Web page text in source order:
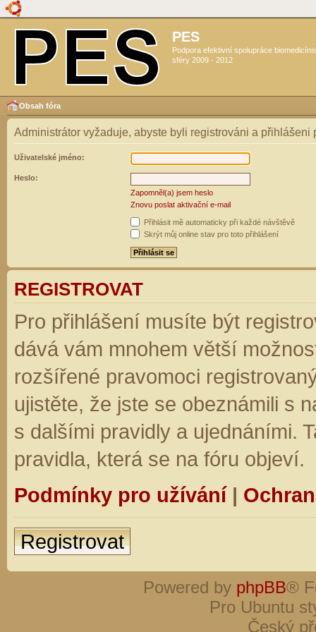
PES
Podpora efektivní spolupráce
sféry 2009 - 2012
Obsah fóra
Administrátor vyžaduje, abyste byli registrováni a přihlášeni
Uživatelské jméno:
Heslo:
Zapomněl(a) jsem heslo
Znovu poslat aktivační e-mail
Přihlásit mě automaticky při každé návštěvě
Skrýt můj online stav pro toto přihlášení
REGISTROVAT
Pro přihlášení musíte být
dává vám mnohem větší
rozšířené pravomoci
ujistěte, že jste se obeznámili s
s dalšími pravidly a ujednáními.
pravidla, která se na fóru objeví.
Podmínky pro užívání|
Registrovat
Powered by phpBB®
Pro Ubuntu
Český